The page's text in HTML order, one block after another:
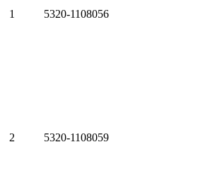
1 5320-1108056
2 5320-1108059